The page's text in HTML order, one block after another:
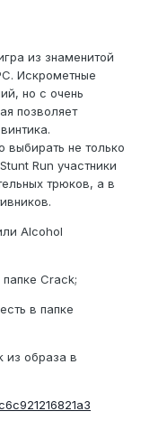
из знаменитой
Искрометные
но с очень
позволяет
выбирать не только
Run участники
трюков, а в
Alcohol
Crack;
в папке
из образа в